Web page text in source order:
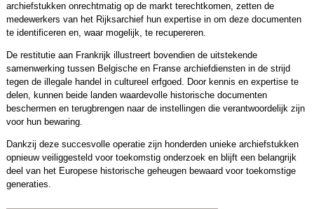
archiefstukken onrechtmatig op de markt terechtkomen, zetten de
medewerkers van het Rijksarchief hun expertise in om deze documenten
te identificeren en, waar mogelijk, te recupereren.
De restitutie aan Frankrijk illustreert bovendien de uitstekende
samenwerking tussen Belgische en Franse archiefdiensten in de strijd
tegen de illegale handel in cultureel erfgoed. Door kennis en expertise te
delen, kunnen beide landen waardevolle historische documenten
beschermen en terugbrengen naar de instellingen die verantwoordelijk zijn
voor hun bewaring.
Dankzij deze succesvolle operatie zijn honderden unieke archiefstukken
opnieuw veiliggesteld voor toekomstig onderzoek en blijft een belangrijk
deel van het Europese historische geheugen bewaard voor toekomstige
generaties.